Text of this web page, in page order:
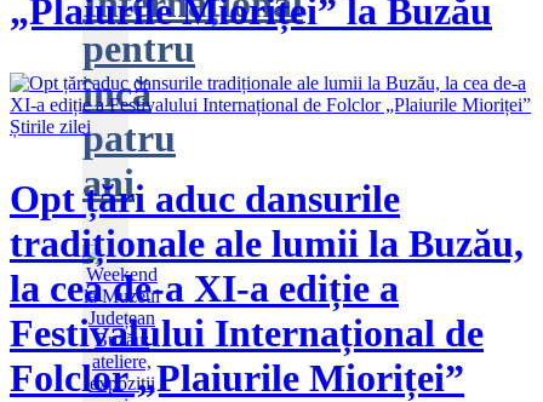
pentru
încă
patru
ani
„Plaiurile Mioriței” la Buzău
Știrile zilei
Opt țări aduc dansurile
tradiționale ale lumii la Buzău,
la cea de-a XI-a ediție a
Festivalului Internațional de
Folclor „Plaiurile Mioriței”